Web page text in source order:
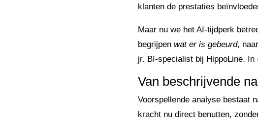
klanten de prestaties
Maar nu we het AI-tijdperk
begrijpen wat er is gebeurd,
jr. BI-specialist bij HippoLine. In
Van beschrijvende
Voorspellende analyse bestaat
kracht nu direct benutten,